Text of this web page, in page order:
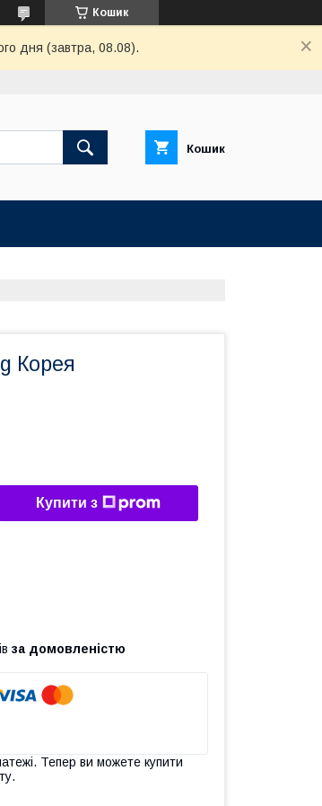
Кошик
дня (завтра, 08.08).
Кошик
Корея
Купити з
за домовленістю
Тепер ви можете купити